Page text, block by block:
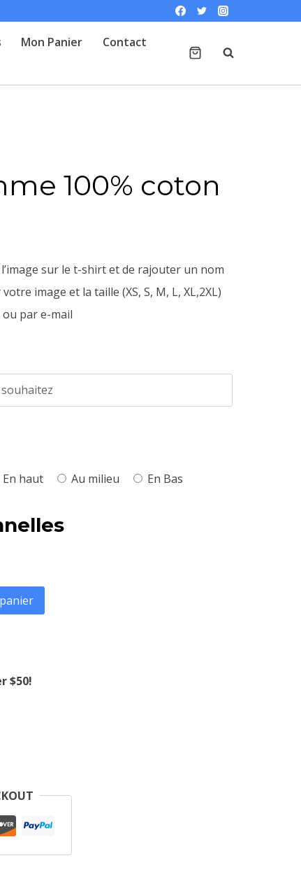
Mon Panier
Contact
100% coton
sur le t-shirt et de rajouter un nom
image et la taille (XS, S, M, L, XL,2XL)
par e-mail
En haut Au milieu En Bas
$50!